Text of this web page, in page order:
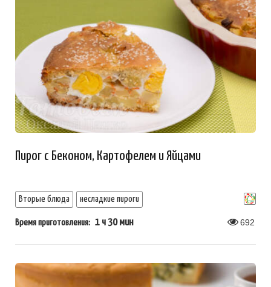
Пирог с Беконом, Картофелем и Яйцами
Вторые блюда несладкие пироги
Время приготовления: 1 ч 30 мин 692